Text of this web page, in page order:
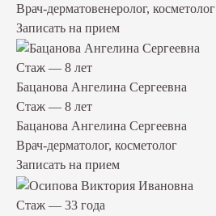
Врач-дерматовенеролог, косметолог
Записать на прием
Стаж — 8 лет
Бацанова Ангелина Сергеевна
Стаж — 8 лет
Бацанова Ангелина Сергеевна
Врач-дерматолог, косметолог
Записать на прием
Стаж — 33 года